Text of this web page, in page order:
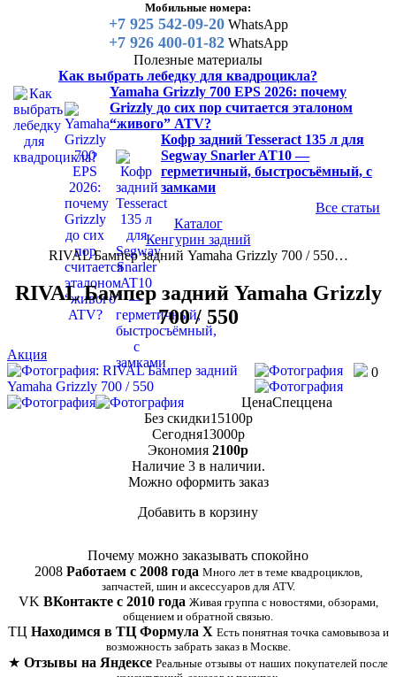
Мобильные номера:
+7 925 542-09-20WhatsApp
+7 926 400-01-82WhatsApp
Полезные материалы
Как выбрать лебедку для квадроцикла?
Yamaha Grizzly 700 EPS 2026: почему
Grizzly до сих пор считается эталоном
“живого” ATV?
Кофр задний Tesseract 135 л для
Segway Snarler AT10 —
герметичный, быстросъёмный, с
замками
Все статьи
Каталог
Кенгурин задний
RIVAL Бампер задний Yamaha Grizzly 700 / 550…
RIVAL Бампер задний Yamaha Grizzly
700 / 550
Акция
0
ЦенаСпеццена
Без скидки15100p
Сегодня13000p
Экономия 2100p
Наличие 3 в наличии.
Можно оформить заказ
Добавить в корзину
Почему можно заказывать спокойно
2008 Работаем с 2008 года Много лет в теме квадроциклов,
запчастей, шин и аксессуаров для ATV.
VK ВКонтакте с 2010 года Живая группа с новостями, обзорами,
общением и обратной связью.
ТЦ Находимся в ТЦ Формула Х Есть понятная точка самовывоза и
возможность забрать заказ в Москве.
★ Отзывы на Яндексе Реальные отзывы от наших покупателей после